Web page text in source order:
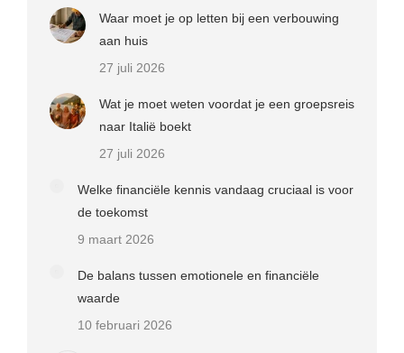
Waar moet je op letten bij een verbouwing
aan huis
27 juli 2026
Wat je moet weten voordat je een groepsreis
naar Italië boekt
27 juli 2026
Welke financiële kennis vandaag cruciaal is voor
de toekomst
9 maart 2026
De balans tussen emotionele en financiële
waarde
10 februari 2026